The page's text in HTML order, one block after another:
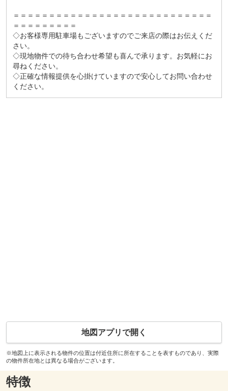
＝＝＝＝＝＝＝＝＝＝＝＝＝＝＝＝＝＝＝＝＝＝＝＝＝＝＝＝
＝＝＝＝＝＝＝＝＝
◇お客様専用駐車場もございますのでご来店の際はお伝えくだ
さい。
◇現地物件での待ち合わせ希望も喜んで承ります。お気軽にお
尋ねください。
◇正確な情報提供を心掛けていますので安心してお問い合わせ
ください。
地図アプリで開く
※地図上に表示される物件の位置は付近住所に所在することを表すものであり、実際
の物件所在地とは異なる場合がございます。
特徴